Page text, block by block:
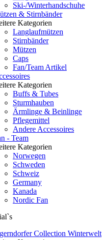
Ski-/Winterhandschuhe
& Stirnbänder
Kategorien
Langlaufmützen
Stirnbänder
Mützen
Caps
Fan/Team Artikel
Kategorien
Buffs & Tubes
Sturmhauben
Ärmlinge & Beinlinge
Pflegemittel
Andere Accessoires
- Team
Kategorien
Norwegen
Schweden
Schweiz
Germany
Kanada
Nordic Fan
Collection Winterwelt